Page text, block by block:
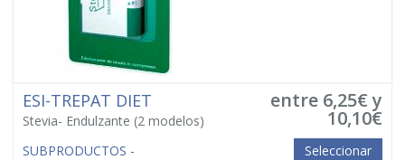
ESI-TREPAT DIET
Stevia- Endulzante (2 modelos)
entre 6,25€ y
10,10€
SUBPRODUCTOS - Seleccionar